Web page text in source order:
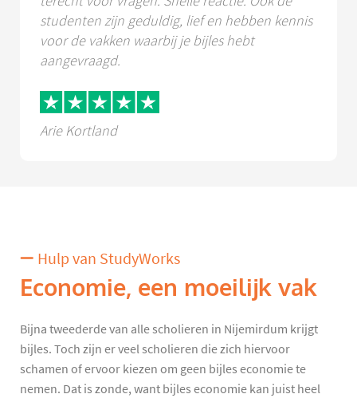
studenten zijn geduldig, lief en hebben kennis
voor de vakken waarbij je bijles hebt
aangevraagd.
Arie Kortland
Hulp van StudyWorks
Economie, een moeilijk vak
Bijna tweederde van alle scholieren in Nijemirdum krijgt
bijles. Toch zijn er veel scholieren die zich hiervoor
schamen of ervoor kiezen om geen bijles economie te
nemen. Dat is zonde, want bijles economie kan juist heel